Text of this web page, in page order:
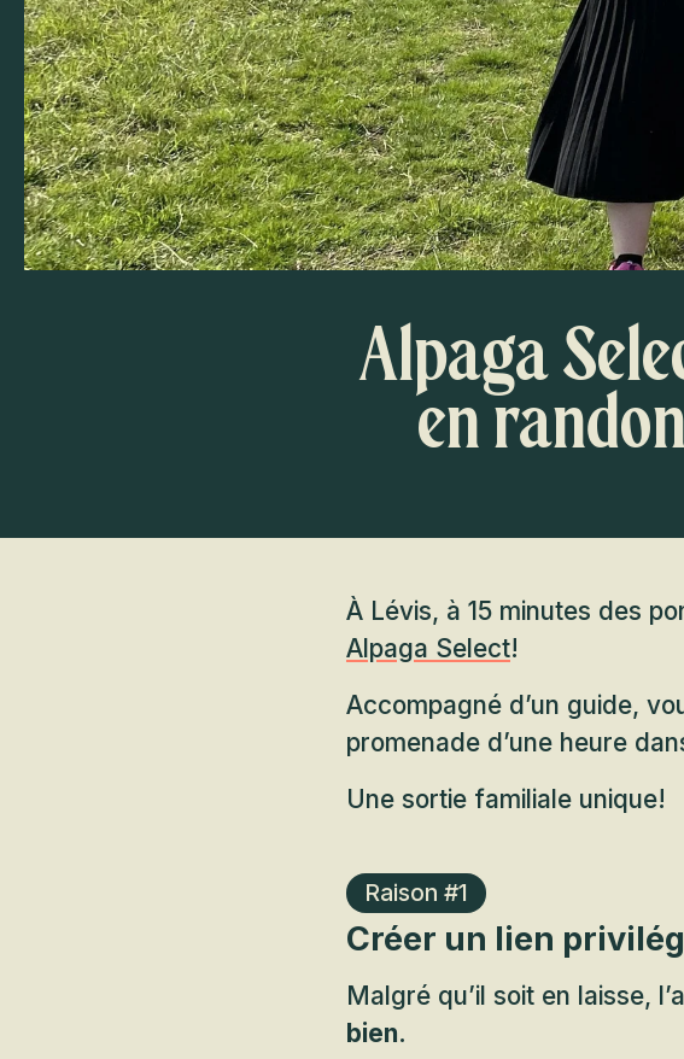
Alpaga
en
À Lévis, à 15 minutes des
Alpaga Select!
Accompagné d’un guide,
promenade d’une heure
Une sortie familiale unique!
Raison #1
Créer un lien
Malgré qu’il soit en laisse,
bien.